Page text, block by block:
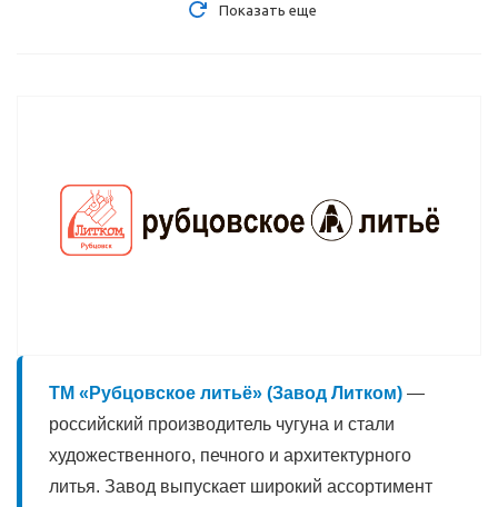
ТМ «Рубцовское литьё» (Завод Литком) —
российский производитель чугуна и стали
художественного, печного и архитектурного
литья. Завод выпускает широкий ассортимент
Показать еще